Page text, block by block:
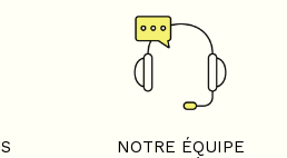
NOTRE ÉQUIPE